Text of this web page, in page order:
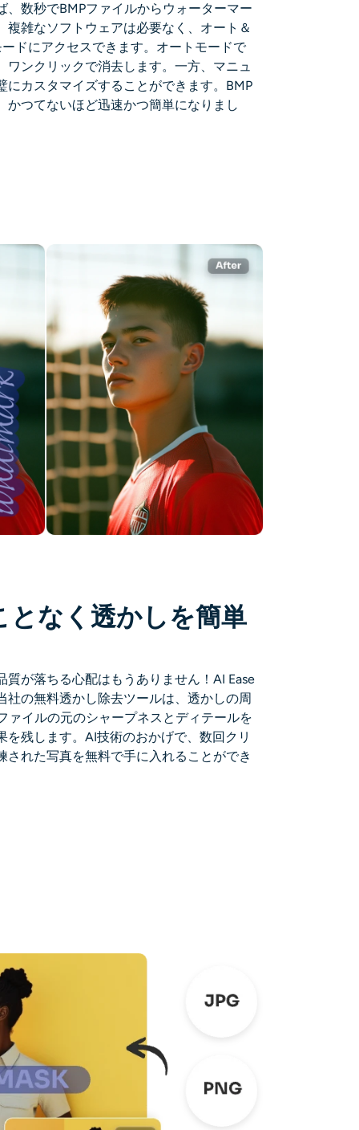
、数秒でBMPファイルからウォーターマー
複雑なソフトウェアは必要なく、オート＆
ドにアクセスできます。オートモードで
ワンクリックで消去します。一方、マニュ
にカスタマイズすることができます。BMP
かつてないほど迅速かつ簡単になりまし
となく透かしを簡単
が落ちる心配はもうありません！AI Ease
社の無料透かし除去ツールは、透かしの周
ァイルの元のシャープネスとディテールを
残します。AI技術のおかげで、数回クリ
された写真を無料で手に入れることができ